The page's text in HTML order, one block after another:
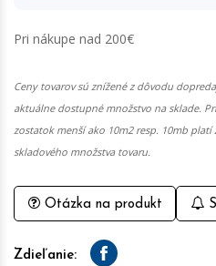
Pri nákupe nad 200€
Ceny tovarov sú znížené z dôvodu
aktuálne dostupné množstvo na sklade.
zostatok menší ako 10m2 resp. 10mb
skladového množstva tovaru.
Otázka na produkt
Zdieľanie: Facebook